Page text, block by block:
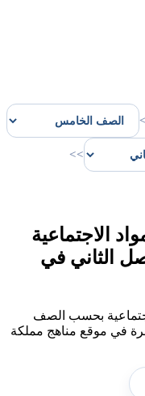
>>
الاجتماعية
الثاني في
بحسب الصف
في موقع مناهج مملكة